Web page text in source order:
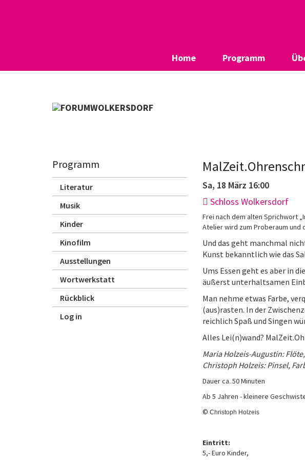
Home Programm
Programm
Literatur
Musik
Kinder
Kinofilm
Ausstellungen
Wortwerkstatt
Rückblick
Log in
Sa, 18 März 16:00
Schloss Wolkersdorf
Frei nach dem alten Sprichwort
Atelier wird zum Proberaum und
Und das geht manchmal
Kunst bekanntlich wie das
Ums Essen geht es aber in
äußerst unterhaltsamen
Man nehme etwas Farbe,
(aus)rasten. In der
reichlich Spaß und Singen
Alles Lei(n)wand?
Maria Holzeis-Augustin:
Christoph Holzeis: Pinsel,
Dauer ca. 50 Minuten
Ab 5 Jahren - kleinere
© Christoph Holzeis
Eintritt:
5,- Euro Kinder,